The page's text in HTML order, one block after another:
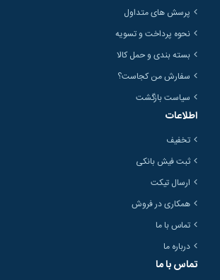
پرسش های متداول
نحوه پرداخت و تسویه
بسته بندی و حمل کالا
سفارش من کجاست؟
سیاست بازگشت
اطلاعات
تخفیف
ثبت فیش بانکی
ارسال تیکت
همکاری در فروش
تماس با ما
درباره ما
تماس با ما